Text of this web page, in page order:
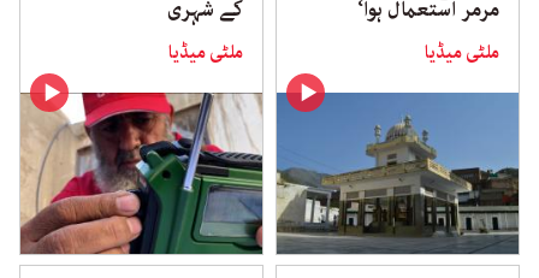
مرمر استعمال ہوا‘
ملٹی میڈیا
کے شہری
ملٹی میڈیا